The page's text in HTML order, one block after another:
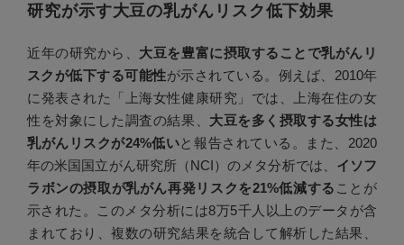
研究が示す大豆の乳がんリスク低下効果
近年の研究から、 大豆を豊富に摂取することで乳がんリ
スクが低下する可能性が示されている。例えば、2010年
に発表された「上海女性健康研究」では、上海在住の女
性を対象にした調査の結果、 大豆を多く摂取する女性は
乳がんリスクが24%低いと報告されている。また、2020
年の米国国立がん研究所（NCI）のメタ分析では、 イソフ
ラボンの摂取が乳がん再発リスクを21%低減する ことが
示された。このメタ分析には8万5千人以上のデータが含
まれており、複数の研究結果を統合して解析した結果、